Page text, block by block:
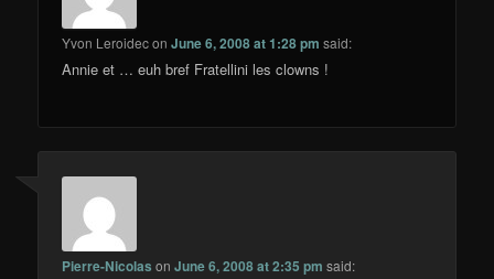
Yvon LeroideconJune 6, 2008 at 1:28 pm said:
Annie et … euh bref Fratellini les clowns !
Pierre-Nicolas onJune 6, 2008 at 2:35 pm said: